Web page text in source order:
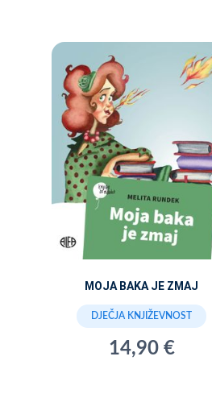
MOJA BAKA JE ZMAJ
DJEČJA KNJIŽEVNOST
14,90 €